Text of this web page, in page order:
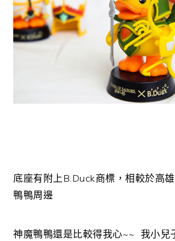
底座有附上B.Duck商標，相較於高
鴨鴨周邊
神魔鴨鴨還是比較得我心~~ 我小兒